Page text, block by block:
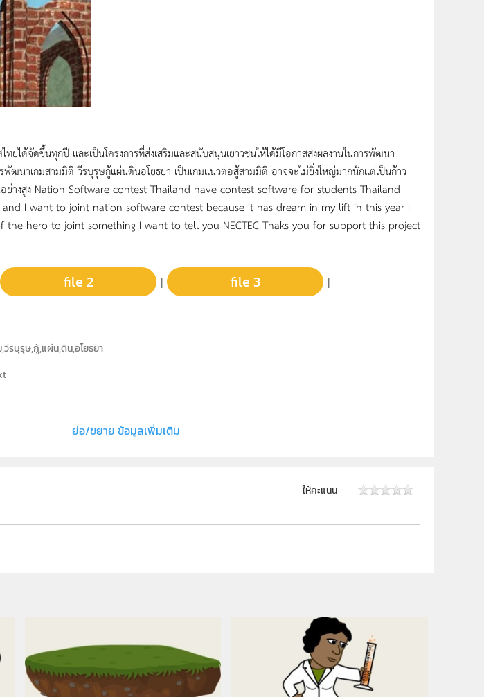
ทยได้จัดขึ้นทุกปี และเป็นโครงการที่ส่งเสริมและสนับสนุนเยาวชนให้ได้มีโอกาสส่งผลงานในการพัฒนา
พัฒนาเกมสามมิติ วีรบุรุษกู้แผ่นดินอโยธยา เป็นเกมแนวต่อสู้สามมิติ อาจจะไม่ยิ่งใหญ่มากนักแต่เป็นก้าว
อย่างสูง Nation Software contest Thailand have contest software for students Thailand
I want to joint nation software contest because it has dream in my lift in this year I
hero to joint something I want to tell you NECTEC Thaks you for support this project
file 2 | file 3 |
,วีรบุรุษ,กู้,แผ่น,ดิน,อโยธยา
ย่อ/ขยาย ข้อมูลเพิ่มเติม
ให้คะแนน